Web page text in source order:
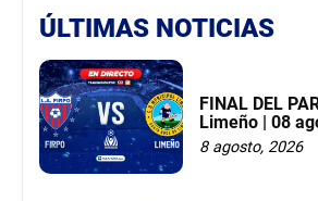
ÚLTIMAS NOTICIAS
FINAL DEL
Limeño | 08
8 agosto, 2026